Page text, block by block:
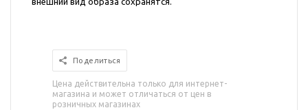
Поделиться
Цена действительна только для интернет-
магазина и может отличаться от цен в
розничных магазинах